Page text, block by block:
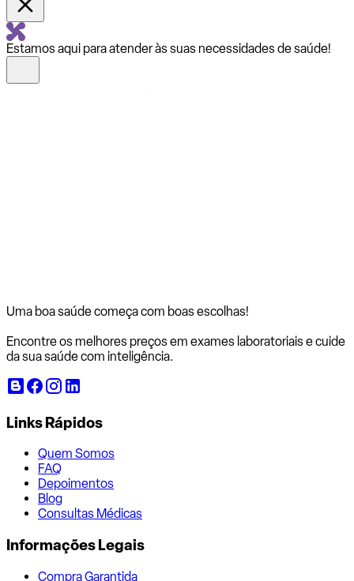
Estamos aqui para atender às suas necessidades de saúde!
Uma boa saúde começa com boas escolhas!
Encontre os melhores preços em exames laboratoriais e cuide
da sua saúde com inteligência.
Links Rápidos
Quem Somos
FAQ
Depoimentos
Blog
Consultas Médicas
Informações Legais
Compra Garantida